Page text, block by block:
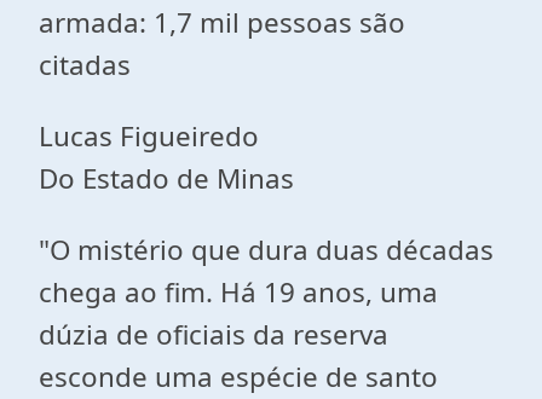
armada: 1,7 mil pessoas são
citadas
Lucas Figueiredo
Do Estado de Minas
"O mistério que dura duas décadas
chega ao fim. Há 19 anos, uma
dúzia de oficiais da reserva
esconde uma espécie de santo